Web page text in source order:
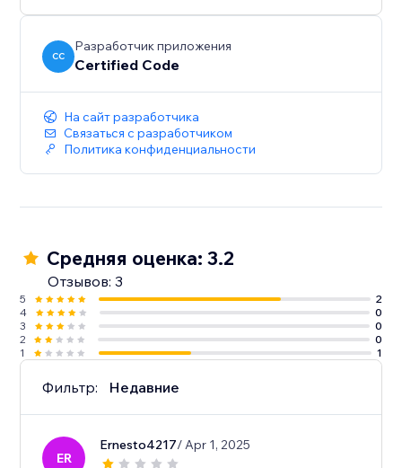
CC
Разработчик приложения
Certified Code
На сайт разработчика
Связаться с разработчиком
Политика конфиденциальности
Средняя оценка: 3.2
Отзывов: 3
5
2
4
0
3
0
2
0
1
1
Фильтр: Недавние
ER
Ernesto4217/ Apr 1, 2025